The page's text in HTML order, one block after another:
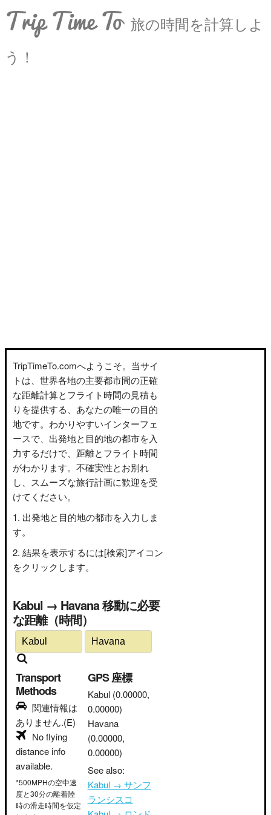
Trip Time To 旅の時間を計算しよ
う！
TripTimeTo.comへようこそ。当サイ
トは、世界各地の主要都市間の正確
な距離計算とフライト時間の見積も
りを提供する、あなたの唯一の目的
地です。わかりやすいインターフェ
ースで、出発地と目的地の都市を入
力するだけで、距離とフライト時間
がわかります。不確実性とお別れ
し、スムーズな旅行計画に歓迎を受
けてください。
出発地と目的地の都市を入力しま
す。
結果を表示するには[検索]アイコン
をクリックします。
Kabul → Havana 移動に必要
な距離（時間）
Transport
Methods
関連情報は
ありません.(E)
No flying
distance info
available.
*500MPHの空中速
度と30分の離着陸
時の滑走時間を仮定
GPS 座標
Kabul (0.00000,
0.00000)
Havana
(0.00000,
0.00000)
See also:
Kabul → サンフ
ランシスコ